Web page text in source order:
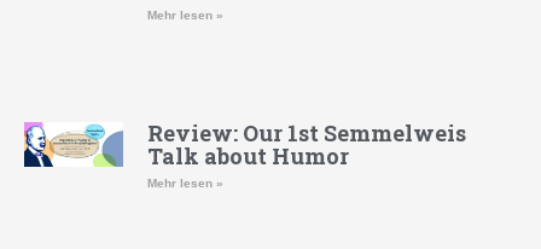
Mehr lesen »
Review: Our 1st Semmelweis
Talk about Humor
Mehr lesen »